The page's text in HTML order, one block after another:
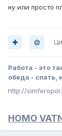
ну или просто
Работа - это
обеда - спать,
http://
HOMO